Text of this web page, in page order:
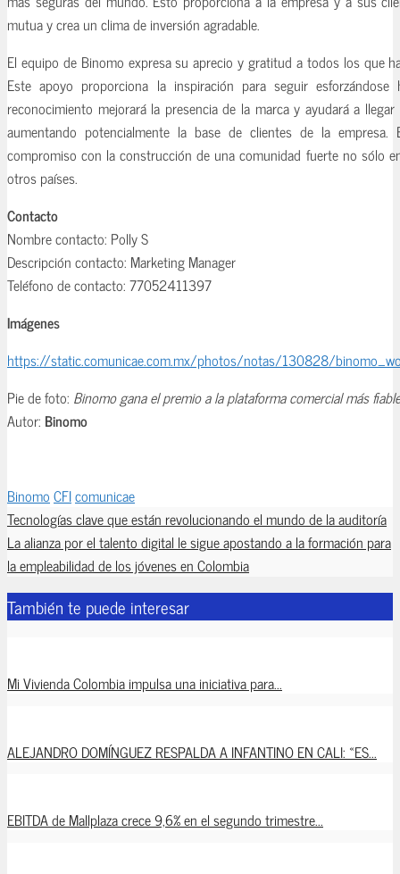
mutua y crea un clima de inversión agradable.
El equipo de Binomo expresa su aprecio y gratitud a todos los que
Este apoyo proporciona la inspiración para seguir esforzándose
reconocimiento mejorará la presencia de la marca y ayudará a
aumentando potencialmente la base de clientes de la
compromiso con la construcción de una comunidad fuerte no sólo
otros países.
Contacto
Nombre contacto: Polly S
Descripción contacto: Marketing Manager
Teléfono de contacto: 77052411397
Imágenes
https://static.comunicae.com.mx/photos/notas/130828/
Pie de foto: Binomo gana el premio a la plataforma comercial más fiable
Autor: Binomo
BinomoCFIcomunicae
Tecnologías clave que están revolucionando el mundo de la auditoría
La alianza por el talento digital le sigue apostando a la formación para
la empleabilidad de los jóvenes en Colombia
También te puede interesar
Mi Vivienda Colombia impulsa una iniciativa para...
ALEJANDRO DOMÍNGUEZ RESPALDA A INFANTINO EN CALI: «ES...
EBITDA de Mallplaza crece 9,6% en el segundo trimestre...